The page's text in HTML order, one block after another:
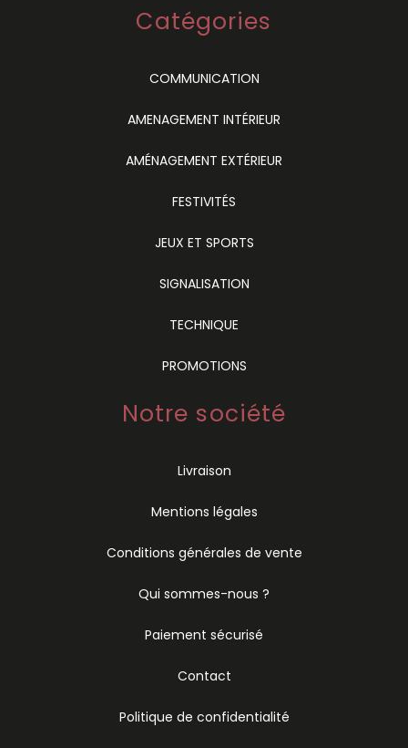
Catégories
COMMUNICATION
AMENAGEMENT INTÉRIEUR
AMÉNAGEMENT EXTÉRIEUR
FESTIVITÉS
JEUX ET SPORTS
SIGNALISATION
TECHNIQUE
PROMOTIONS
Notre société
Livraison
Mentions légales
Conditions générales de vente
Qui sommes-nous ?
Paiement sécurisé
Contact
Politique de confidentialité